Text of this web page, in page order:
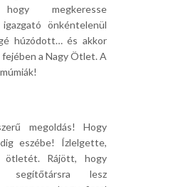
megkeresse
igazgató önkéntelenül
húzódott… és akkor
a Nagy Ötlet. A
megoldás! Hogy
eszébe! Ízlelgette,
ötletét. Rájött, hogy
segítőtársra lesz